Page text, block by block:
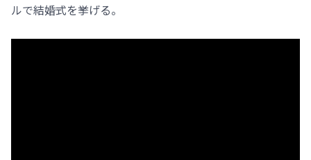
ルで結婚式を挙げる。